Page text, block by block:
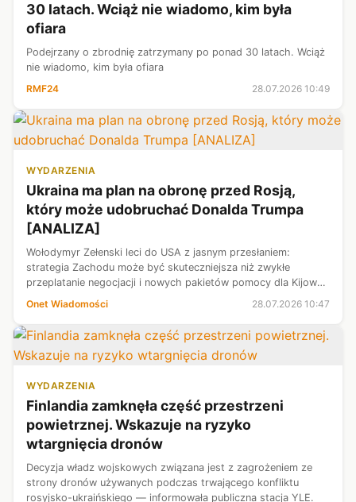
30 latach. Wciąż nie wiadomo, kim była
ofiara
Podejrzany o zbrodnię zatrzymany po ponad 30 latach. Wciąż
nie wiadomo, kim była ofiara
RMF24
28.07.2026 10:49
WYDARZENIA
Ukraina ma plan na obronę przed Rosją,
który może udobruchać Donalda Trumpa
[ANALIZA]
Wołodymyr Zełenski leci do USA z jasnym przesłaniem:
strategia Zachodu może być skuteczniejsza niż zwykłe
przeplatanie negocjacji i nowych pakietów pomocy dla Kijowa.
I — co może spodobać się amerykańskiemu prezydentowi —
Onet Wiadomości 28.07.2026 10:47
WYDARZENIA
Finlandia zamknęła część przestrzeni
powietrznej. Wskazuje na ryzyko
wtargnięcia dronów
Decyzja władz wojskowych związana jest z zagrożeniem ze
strony dronów używanych podczas trwającego konfliktu
rosyjsko-ukraińskiego — informowała publiczna stacja YLE.